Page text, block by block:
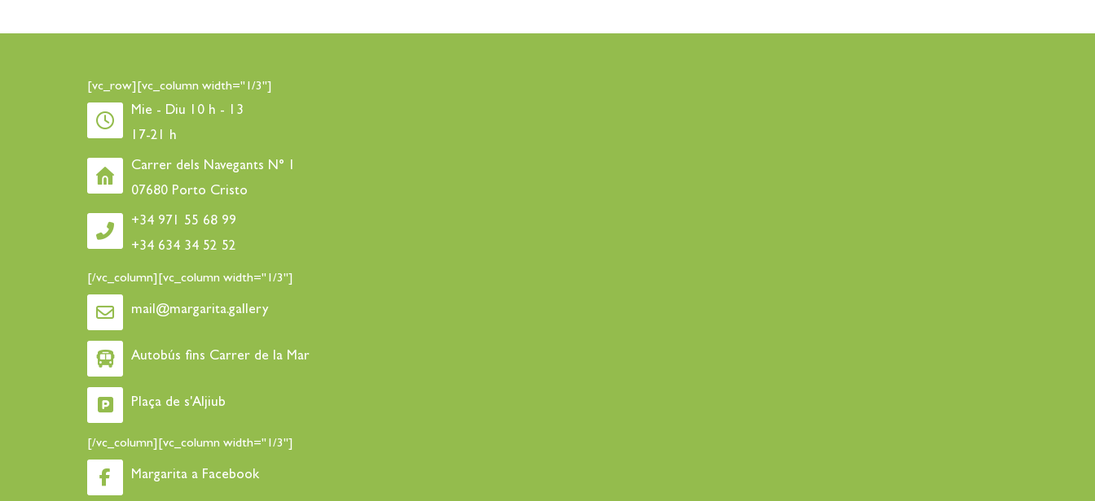
[vc_row][vc_column width="1/3"]
Mie - Diu 10 h - 13
17-21 h
Carrer dels Navegants N° 1
07680 Porto Cristo
+34 971 55 68 99
+34 634 34 52 52
[/vc_column][vc_column width="1/3"]
mail@margarita.gallery
Autobús fins Carrer de la Mar
Plaça de s'Aljiub
[/vc_column][vc_column width="1/3"]
Margarita a Facebook